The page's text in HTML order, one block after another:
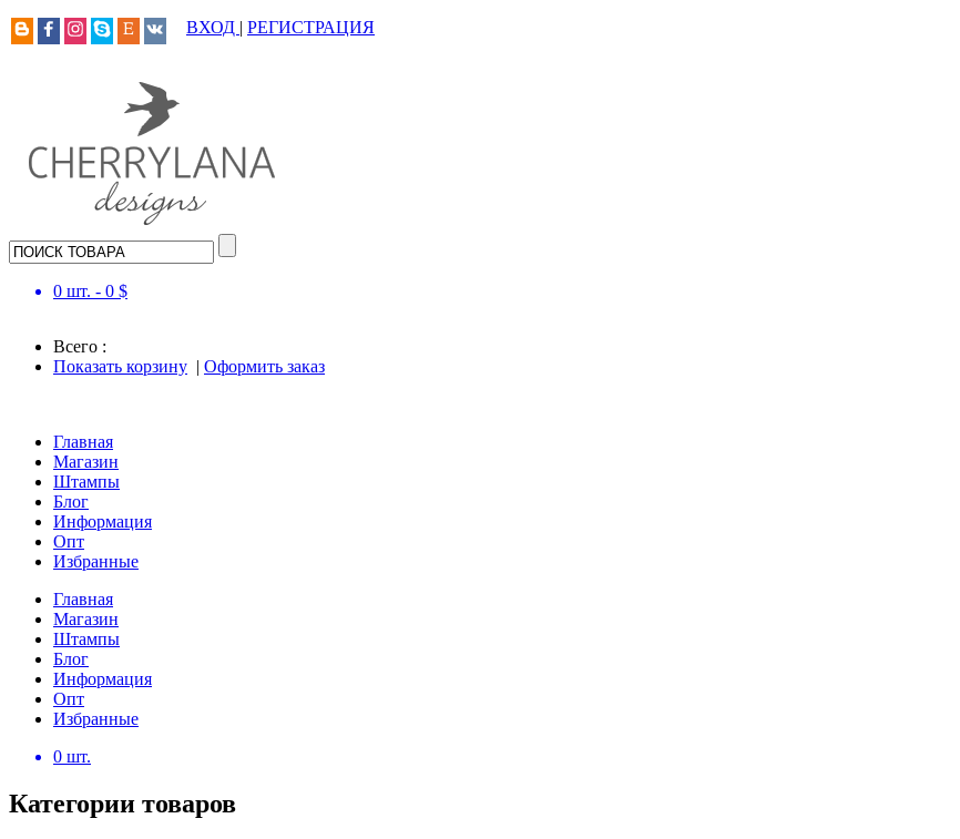
ВХОД | РЕГИСТРАЦИЯ
0 шт. - 0 $
Всего :
Показать корзину | Оформить заказ
Главная
Магазин
Штампы
Блог
Информация
Опт
Избранные
Главная
Магазин
Штампы
Блог
Информация
Опт
Избранные
0 шт.
Категории товаров